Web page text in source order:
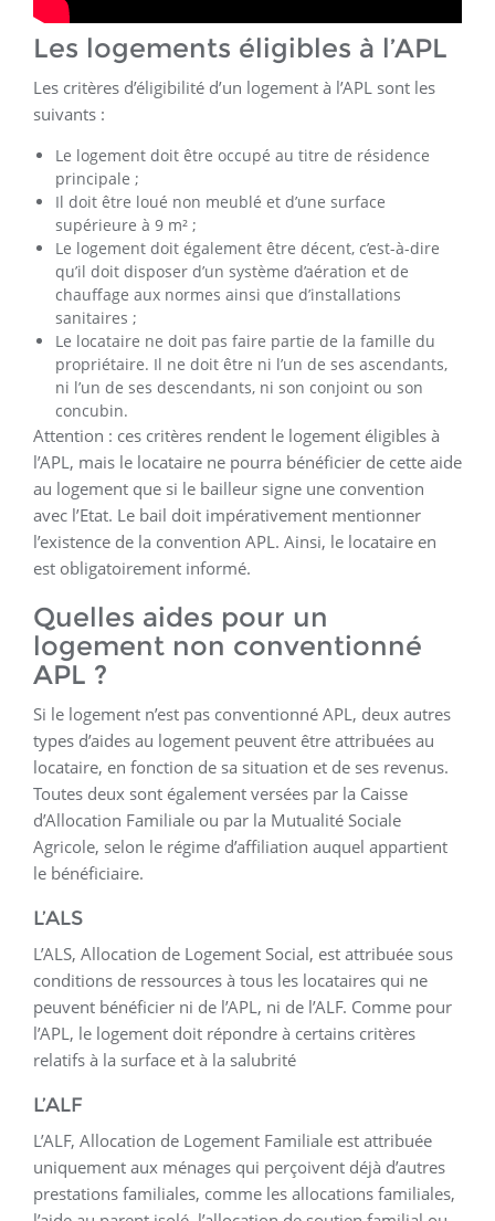
Les logements éligibles à l’APL
Les critères d’éligibilité d’un logement à l’APL sont les
suivants :
Le logement doit être occupé au titre de résidence
principale ;
Il doit être loué non meublé et d’une surface
supérieure à 9 m² ;
Le logement doit également être décent, c’est-à-dire
qu’il doit disposer d’un système d’aération et de
chauffage aux normes ainsi que d’installations
sanitaires ;
Le locataire ne doit pas faire partie de la famille du
propriétaire. Il ne doit être ni l’un de ses ascendants,
ni l’un de ses descendants, ni son conjoint ou son
concubin.
Attention : ces critères rendent le logement éligibles à
l’APL, mais le locataire ne pourra bénéficier de cette aide
au logement que si le bailleur signe une convention
avec l’Etat. Le bail doit impérativement mentionner
l’existence de la convention APL. Ainsi, le locataire en
est obligatoirement informé.
Quelles aides pour un
logement non conventionné
APL ?
Si le logement n’est pas conventionné APL, deux autres
types d’aides au logement peuvent être attribuées au
locataire, en fonction de sa situation et de ses revenus.
Toutes deux sont également versées par la Caisse
d’Allocation Familiale ou par la Mutualité Sociale
Agricole, selon le régime d’affiliation auquel appartient
le bénéficiaire.
L’ALS
L’ALS, Allocation de Logement Social, est attribuée sous
conditions de ressources à tous les locataires qui ne
peuvent bénéficier ni de l’APL, ni de l’ALF. Comme pour
l’APL, le logement doit répondre à certains critères
relatifs à la surface et à la salubrité
L’ALF
L’ALF, Allocation de Logement Familiale est attribuée
uniquement aux ménages qui perçoivent déjà d’autres
prestations familiales, comme les allocations familiales,